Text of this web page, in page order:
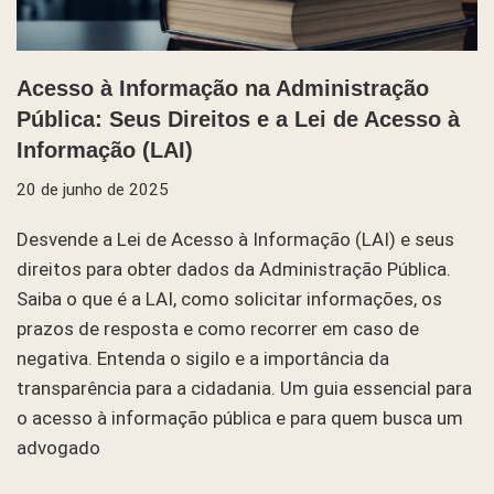
Acesso à Informação na Administração
Pública: Seus Direitos e a Lei de Acesso à
Informação (LAI)
20 de junho de 2025
Desvende a Lei de Acesso à Informação (LAI) e seus
direitos para obter dados da Administração Pública.
Saiba o que é a LAI, como solicitar informações, os
prazos de resposta e como recorrer em caso de
negativa. Entenda o sigilo e a importância da
transparência para a cidadania. Um guia essencial para
o acesso à informação pública e para quem busca um
advogado